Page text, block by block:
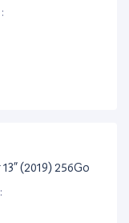
(2019) 256Go